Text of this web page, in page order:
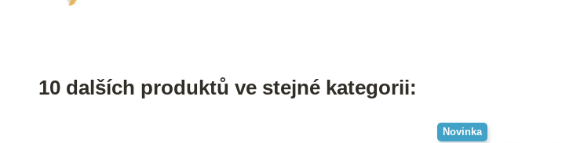
10 dalších produktů ve stejné kategorii:
Novinka